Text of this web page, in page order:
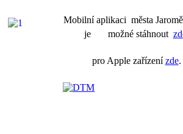
Mobilní aplikaci města
je možné stáhnout
pro Apple zařízenízde.